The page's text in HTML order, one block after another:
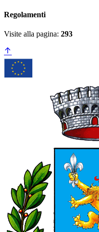
Regolamenti
Visite alla pagina: 293